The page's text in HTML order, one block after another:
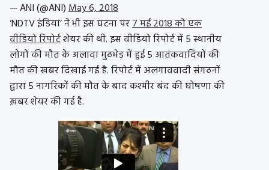
— ANI (@ANI)May 6, 2018
‘NDTV इंडिया’ ने भी इस घटना पर7 मई 2018 को एक
वीडियो रिपोर्टशेयर की थी. इस वीडियो रिपोर्ट में 5 स्थानीय
लोगों की मौत के अलावा मुठभेड़ में हुई 5 आतंकवादियों की
मौत की खबर दिखाई गई है. रिपोर्ट में अलगाववादी संगठनों
द्वारा 5 नागरिकों की मौत के बाद कश्मीर बंद की घोषणा की
ख़बर शेयर की गई है.